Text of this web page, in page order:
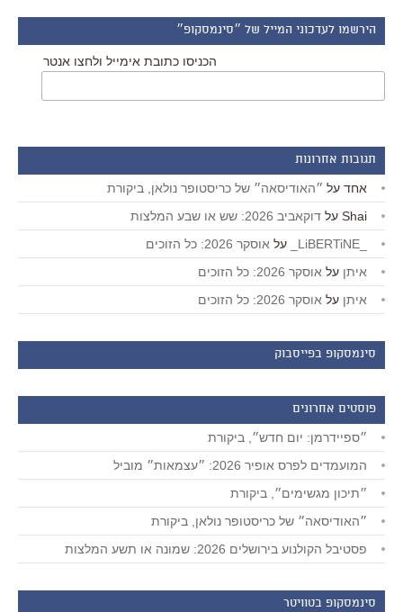
הירשמו לעדכוני המייל של ״סינמסקופ״
הכניסו כתובת אימייל ולחצו אנטר
תגובות אחרונות
אחד על ״האודיסאה״ של כריסטופר נולאן, ביקורת
Shai על דוקאביב 2026: שש או שבע המלצות
על אוסקר 2026: כל הזוכים
איתן על אוסקר 2026: כל הזוכים
איתן על אוסקר 2026: כל הזוכים
סינמסקופ בפייסבוק
פוסטים אחרונים
״ספיידרמן: יום חדש״, ביקורת
המועמדים לפרס אופיר 2026: ״עצמאות״ מוביל
״תיכון מגשימים״, ביקורת
״האודיסאה״ של כריסטופר נולאן, ביקורת
פסטיבל הקולנוע בירושלים 2026: שמונה או תשע המלצות
סינמסקופ בטוויטר